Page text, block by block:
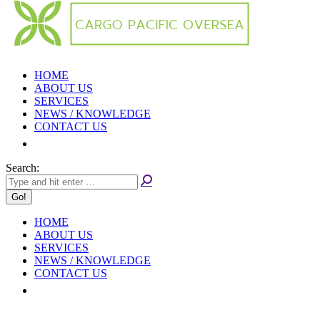
HOME
ABOUT US
SERVICES
NEWS / KNOWLEDGE
CONTACT US
Search:
HOME
ABOUT US
SERVICES
NEWS / KNOWLEDGE
CONTACT US